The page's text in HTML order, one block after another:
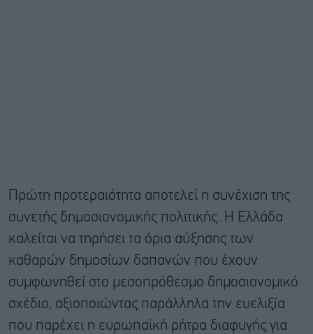
Πρώτη προτεραιότητα αποτελεί η συνέχιση της
συνετής δημοσιονομικής πολιτικής. Η Ελλάδα
καλείται να τηρήσει τα όρια αύξησης των
καθαρών δημοσίων δαπανών που έχουν
συμφωνηθεί στο μεσοπρόθεσμο δημοσιονομικό
σχέδιο, αξιοποιώντας παράλληλα την ευελιξία
που παρέχει η ευρωπαϊκή ρήτρα διαφυγής για